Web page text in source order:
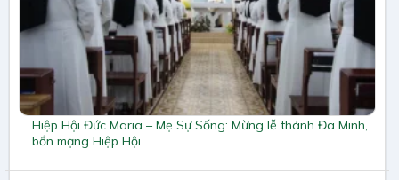
Hiệp Hội Đức Maria – Mẹ Sự Sống: Mừng lễ thánh Đa Minh,
bổn mạng Hiệp Hội